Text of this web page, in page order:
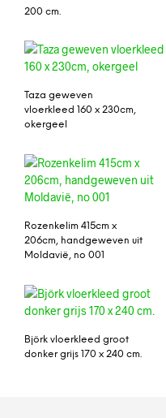
200 cm.
Taza geweven
vloerkleed 160 x 230cm,
okergeel
Rozenkelim 415cm x
206cm, handgeweven uit
Moldavië, no 001
Björk vloerkleed groot
donker grijs 170 x 240 cm.